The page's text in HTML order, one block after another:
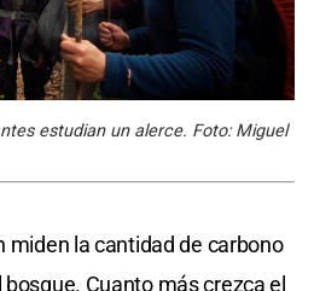
estudian un alerce. Foto: Miguel
miden la cantidad de carbono
Cuanto más crezca el